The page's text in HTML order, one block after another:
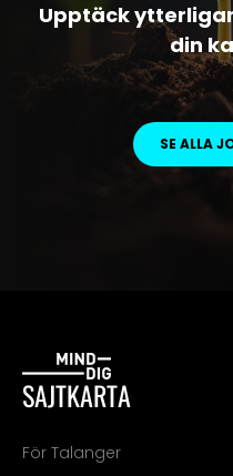
Upptäck
din
SE ALLA
SAJTKARTA
För Talanger